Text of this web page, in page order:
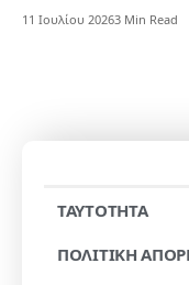
11 Ιουλίου 20263 Min Read
TAYTOTHTA
ΠΟΛΙΤΙΚΗ